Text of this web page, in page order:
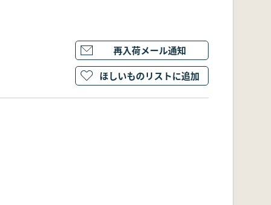
再入荷メール通知
ほしいものリストに追加